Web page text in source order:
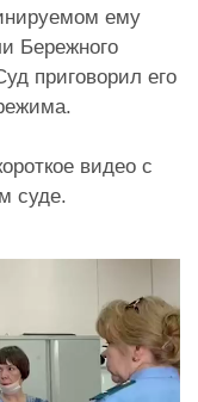
ему
Бережного
приговорил его
видео с
суде.